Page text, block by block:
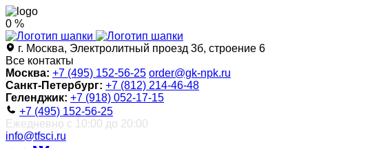
0 %
г. Москва, Электролитный проезд 3б, строение 6
Все контакты
Москва: +7 (495) 152-56-25 order@gk-npk.ru
Санкт-Петербург: +7 (812) 214-46-48
Геленджик: +7 (918) 052-17-15
+7 (495) 152-56-25
Ежедневно с 10:00 до 20:00
info@tfsci.ru